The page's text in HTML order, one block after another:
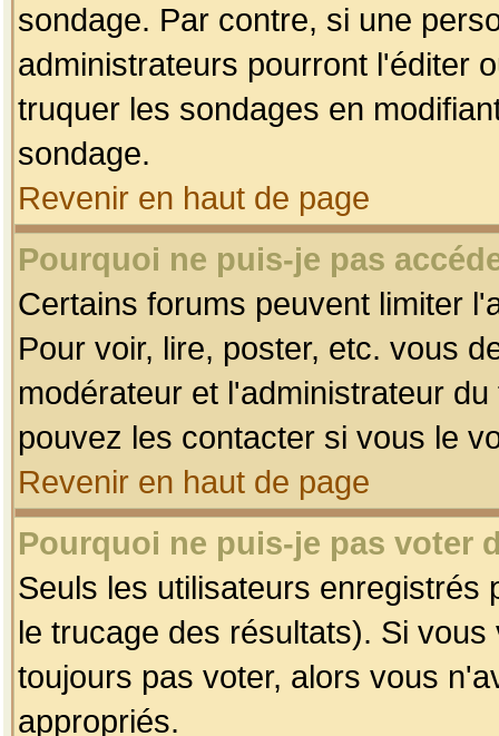
sondage. Par contre, si une
administrateurs pourront l'éditer
truquer les sondages en
sondage.
Revenir en haut de page
Pourquoi ne puis-je pas
Certains forums peuvent limiter
Pour voir, lire, poster, etc. vous
modérateur et l'administrateur
pouvez les contacter si vous le
Revenir en haut de page
Pourquoi ne puis-je pas voter
Seuls les utilisateurs enregistrés
le trucage des résultats). Si
toujours pas voter, alors vous
appropriés.